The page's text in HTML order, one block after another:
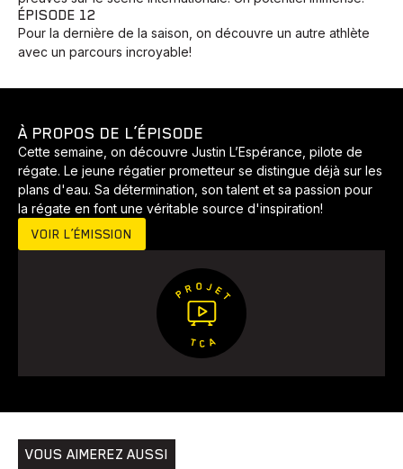
Bingo
ÉPISODE 12
Pour la dernière de la saison, on découvre un autre athlète
avec un parcours incroyable!
À PROPOS DE L’ÉPISODE
Cette semaine, on découvre Justin L’Espérance, pilote de
régate. Le jeune régatier prometteur se distingue déjà sur les
plans d'eau. Sa détermination, son talent et sa passion pour
la régate en font une véritable source d'inspiration!
VOIR L’ÉMISSION
VOUS AIMEREZ AUSSI